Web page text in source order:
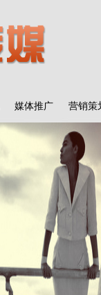
媒体推广 营销策